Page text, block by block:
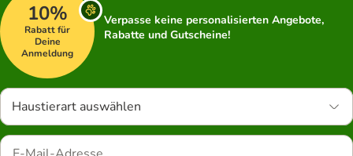
10%
Rabatt für
Deine
Anmeldung
Verpasse keine personalisierten Angebote,
Rabatte und Gutscheine!
Haustierart auswählen